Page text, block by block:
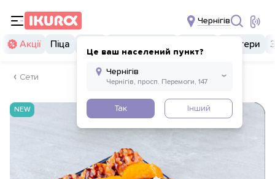
Чернігів
Це ваш населений пункт?
Так Інший
Акції Піца Бургери
Сети
NEW